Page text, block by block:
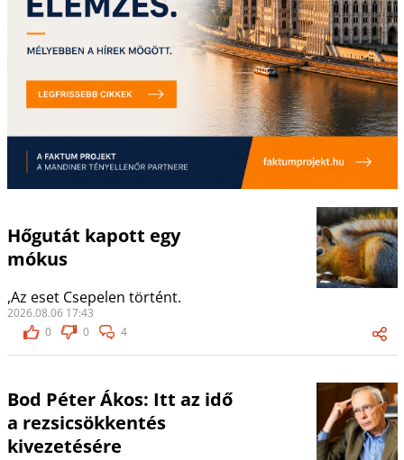
Hőgutát kapott egy
mókus
,Az eset Csepelen történt.
2026.08.06 17:43
0
0 4
Bod Péter Ákos: Itt az idő
a rezsicsökkentés
kivezetésére